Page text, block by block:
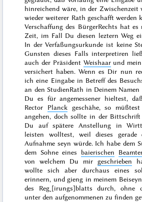
hinreichend wäre, in der Zwischenzeit
wieder weiterer Rath geschafft werden
Verschaffung des BürgerRechts hat
Zeit, im Fall Du diesen leztern Weg
In der Verfaßungsurkunde ist keine
Gunsten dieses Falls interpretiren
auch der Präsident Weishaarund mein
versichert haben. Wenn es Dir nun
ich eine Eingabe in Betreff des
an den StudienRath in Deinem Namen
Du es für angemessener hieltest,
Rector Planckgeschähe, so
angehen, doch sollte in der
Du auf spätere Anstellung in
leisten wolltest, weil dieses
Aufnahme seyn würde. Ich habe dem
dem Sohne eines baierischen
von welchem Du mir geschrieben
wollte sich aber durchaus eines
erinnern, und gieng in meinem
des Reg˖[irungs]blatts durch, ohne
unter den aufgenommenen zu finden